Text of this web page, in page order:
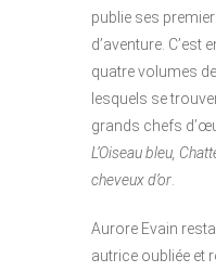
publie ses
d’aventure. C’est
quatre volumes
lesquels se
grands chefs
L’Oiseau bleu,
cheveux d’or
Aurore Evain
autrice oubliée et